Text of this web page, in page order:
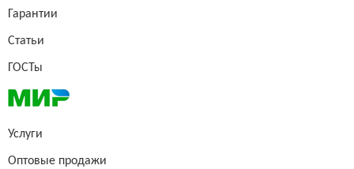
Гарантии
Статьи
ГОСТы
Услуги
Оптовые продажи